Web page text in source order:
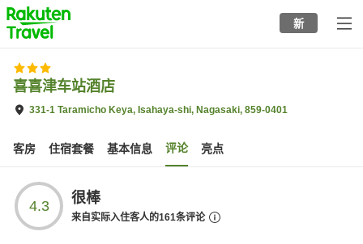
to
top
page
新
喜喜津车站酒店
331-1 Taramicho Keya, Isahaya-shi, Nagasaki, 859-0401
客房 住宿套餐 基本信息 评论 亮点
4.3 很棒
来自实际入住客人的161条评论